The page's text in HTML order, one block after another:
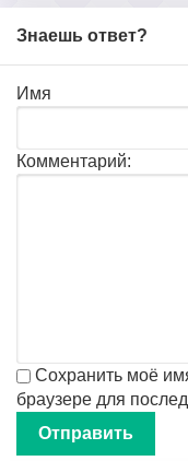
Знаешь ответ?
Имя
Комментарий:
Сохранить моё
браузере для